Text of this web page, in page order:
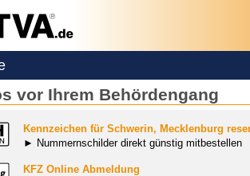
vor Ihrem Behördengang
Kennzeichen für Schwerin, Mecklenburg
► Nummernschilder direkt günstig mitbestellen
KFZ Online Abmeldung